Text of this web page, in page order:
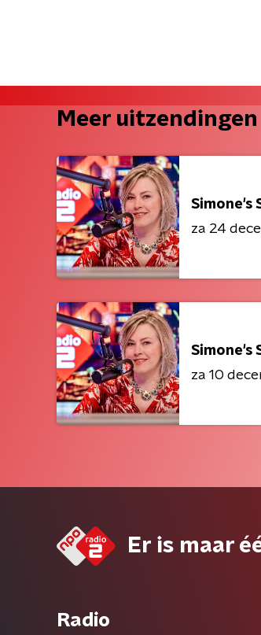
Meer uitzendingen
Simone's
za 24
Simone's
za 10
Er is maar
Radio